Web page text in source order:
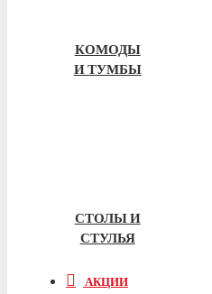
КОМОДЫ
И ТУМБЫ
СТОЛЫ И
СТУЛЬЯ
АКЦИИ